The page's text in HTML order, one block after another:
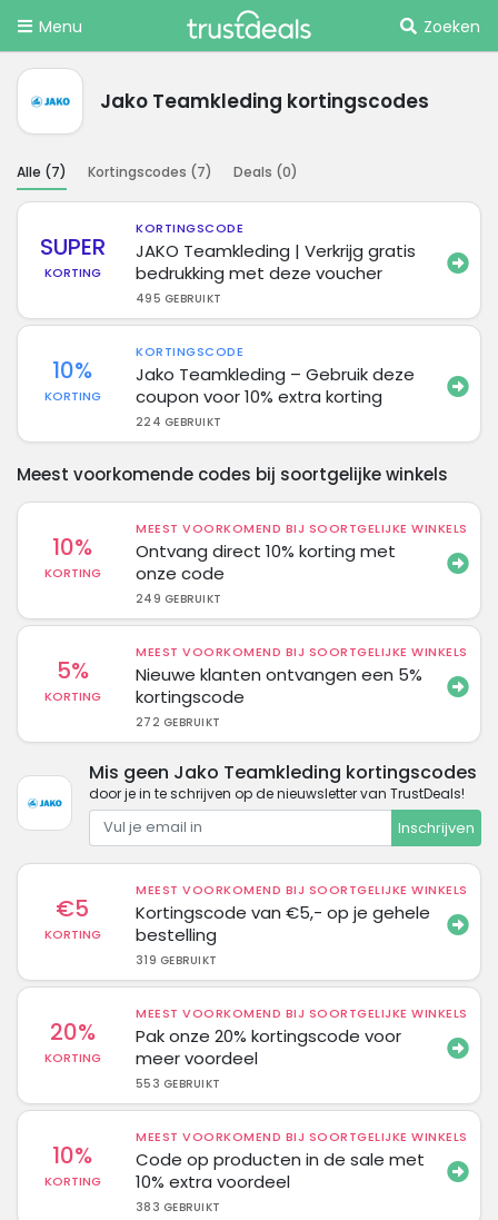
Menu Zoeken
Jako Teamkleding kortingscodes
Alle (7) Kortingscodes (7) Deals (0)
SUPER
KORTING
KORTINGSCODE
JAKO Teamkleding | Verkrijg gratis
bedrukking met deze voucher
495 GEBRUIKT
10%
KORTING
KORTINGSCODE
Jako Teamkleding – Gebruik deze
coupon voor 10% extra korting
224 GEBRUIKT
Meest voorkomende codes bij soortgelijke winkels
10%
KORTING
MEEST VOORKOMEND BIJ SOORTGELIJKE WINKELS
Ontvang direct 10% korting met
onze code
249 GEBRUIKT
5%
KORTING
MEEST VOORKOMEND BIJ SOORTGELIJKE WINKELS
Nieuwe klanten ontvangen een 5%
kortingscode
272 GEBRUIKT
Mis geen Jako Teamkleding kortingscodes
door je in te schrijven op de nieuwsletter van TrustDeals!
Inschrijven
€5
KORTING
MEEST VOORKOMEND BIJ SOORTGELIJKE WINKELS
Kortingscode van €5,- op je gehele
bestelling
319 GEBRUIKT
20%
KORTING
MEEST VOORKOMEND BIJ SOORTGELIJKE WINKELS
Pak onze 20% kortingscode voor
meer voordeel
553 GEBRUIKT
10%
KORTING
MEEST VOORKOMEND BIJ SOORTGELIJKE WINKELS
Code op producten in de sale met
10% extra voordeel
383 GEBRUIKT